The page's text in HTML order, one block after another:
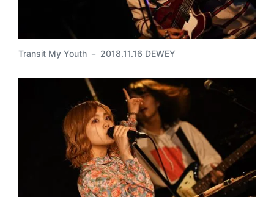
Transit My Youth － 2018.11.16 DEWEY